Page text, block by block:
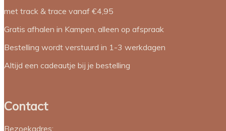
met track & trace vanaf €4,95
Gratis afhalen in Kampen, alleen op afspraak
Bestelling wordt verstuurd in 1-3 werkdagen
Altijd een cadeautje bij je bestelling
Contact
Bezoekadres: